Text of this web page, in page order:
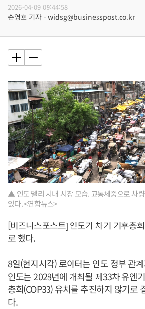
2026-04-09 09:44:58
손영호 기자 - widsg@businesspost.co.kr
▲ 인도 델리 시내 시장 모습. 교통체중으로 차
있다. <연합뉴스>
[비즈니스포스트] 인도가 차기 기후총
로 했다.
8일(현지시각) 로이터는 인도 정부 관
인도는 2028년에 개최될 제33차 유엔
총회(COP33) 유치를 추진하지 않기로
다.